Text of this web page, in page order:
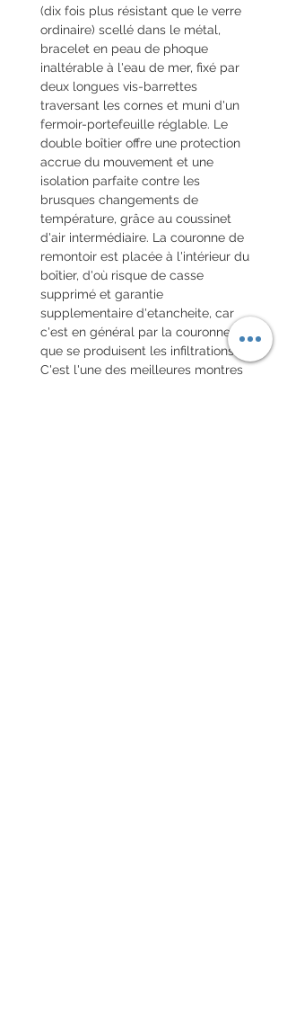
(dix fois plus résistant que le verre
ordinaire) scellé dans le métal,
bracelet en peau de phoque
inaltérable à l'eau de mer, fixé par
deux longues vis-barrettes
traversant les cornes et muni d'un
fermoir-portefeuille réglable. Le
double boîtier offre une protection
accrue du mouvement et une
isolation parfaite contre les
brusques changements de
température, grâce au coussinet
d'air intermédiaire. La couronne de
remontoir est placée à l'intérieur du
boîtier, d'où risque de casse
supprimé et garantie
supplementaire d'etancheite, car
c'est en général par la couronne
que se produisent les infiltrations.
C'est l'une des meilleures montres